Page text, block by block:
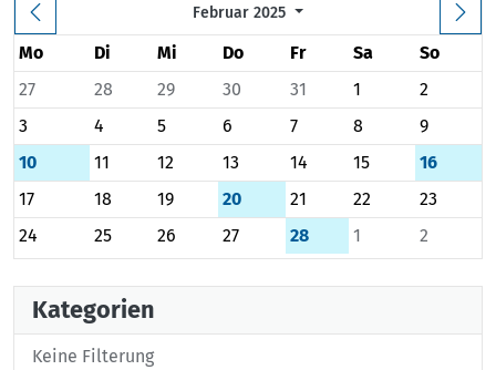
Februar 2025
Mo Di Mi Do Fr Sa
So
27
28 29 30 31 1
2
3
4 5 6 7 8
9
10
11 12 13 14 15
16
17
18 19 20 21 22
23
24
25 26 27 28 1 2
Kategorien
Keine Filterung